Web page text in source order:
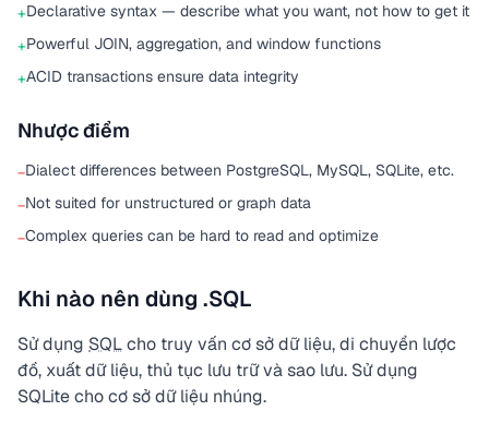
+Declarative syntax — describe what you want, not how to get it
+Powerful JOIN, aggregation, and window functions
+ACID transactions ensure data integrity
Nhược điểm
−Dialect differences between PostgreSQL, MySQL, SQLite, etc.
−Not suited for unstructured or graph data
−Complex queries can be hard to read and optimize
Khi nào nên dùng .SQL
Sử dụng SQLcho truy vấn cơ sở dữ liệu, di chuyển lược
đồ, xuất dữ liệu, thủ tục lưu trữ và sao lưu. Sử dụng
SQLite cho cơ sở dữ liệu nhúng.